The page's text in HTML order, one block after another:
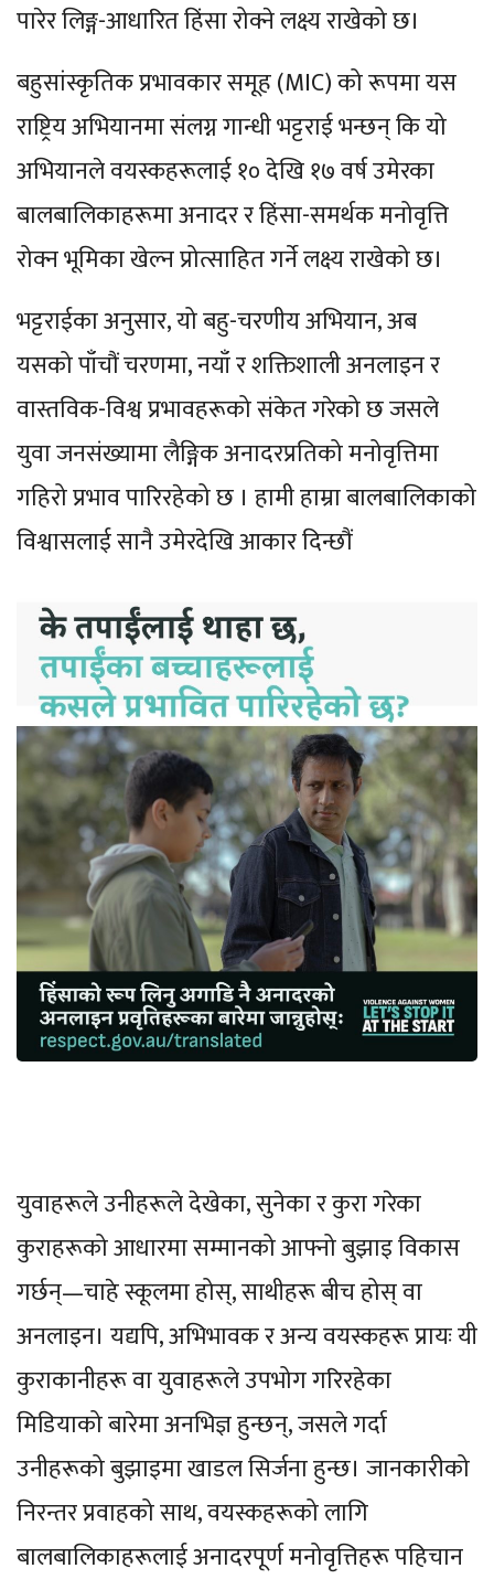
पारेर लिङ्ग-आधारित हिंसा रोक्ने लक्ष्य राखेको छ।
बहुसांस्कृतिक प्रभावकार समूह (MIC) को रूपमा यस
राष्ट्रिय अभियानमा संलग्न गान्धी भट्टराई भन्छन् कि यो
अभियानले वयस्कहरूलाई १० देखि १७ वर्ष उमेरका
बालबालिकाहरूमा अनादर र हिंसा-समर्थक मनोवृत्ति
रोक्न भूमिका खेल्न प्रोत्साहित गर्ने लक्ष्य राखेको छ।
भट्टराईका अनुसार, यो बहु-चरणीय अभियान, अब
यसको पाँचौं चरणमा, नयाँ र शक्तिशाली अनलाइन र
वास्तविक-विश्व प्रभावहरूको संकेत गरेको छ जसले
युवा जनसंख्यामा लैङ्गिक अनादरप्रतिको मनोवृत्तिमा
गहिरो प्रभाव पारिरहेको छ । हामी हाम्रा बालबालिकाको
विश्वासलाई सानै उमेरदेखि आकार दिन्छौं
युवाहरूले उनीहरूले देखेका, सुनेका र कुरा गरेका
कुराहरूको आधारमा सम्मानको आफ्नो बुझाइ विकास
गर्छन्—चाहे स्कूलमा होस्, साथीहरू बीच होस् वा
अनलाइन। यद्यपि, अभिभावक र अन्य वयस्कहरू प्रायः यी
कुराकानीहरू वा युवाहरूले उपभोग गरिरहेका
मिडियाको बारेमा अनभिज्ञ हुन्छन्, जसले गर्दा
उनीहरूको बुझाइमा खाडल सिर्जना हुन्छ। जानकारीको
निरन्तर प्रवाहको साथ, वयस्कहरूको लागि
बालबालिकाहरूलाई अनादरपूर्ण मनोवृत्तिहरू पहिचान